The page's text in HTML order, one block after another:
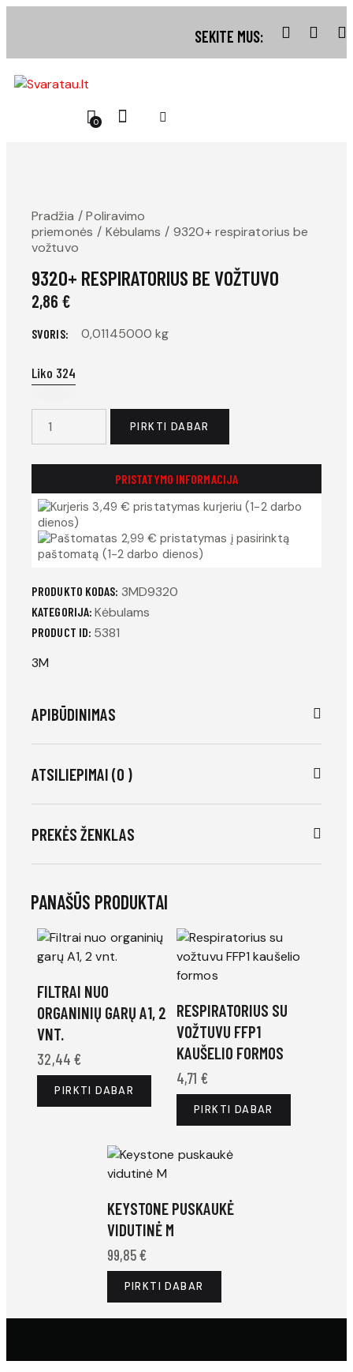
SEKITE MUS:
0
Pradžia
Poliravimo
priemonės
Kėbulams
9320+ respiratorius be
vožtuvo
9320+ RESPIRATORIUS BE VOŽTUVO
2,86 €
SVORIS 0,01145000 kg
Liko 324
be
vožtuvo
PIRKTI DABAR
PRISTATYMO INFORMACIJA
3,49 € pristatymas kurjeriu (1-2 darbo
dienos)
2,99 € pristatymas į pasirinktą
paštomatą (1-2 darbo dienos)
PRODUKTO KODAS: 3MD9320
KATEGORIJA:Kėbulams
PRODUCT ID: 5381
3M
APIBŪDINIMAS
ATSILIEPIMAI (0 )
PREKĖS ŽENKLAS
PANAŠŪS PRODUKTAI
FILTRAI NUO
ORGANINIŲ GARŲ A1, 2
VNT.
32,44 €
PIRKTI DABAR
RESPIRATORIUS SU
VOŽTUVU FFP1
KAUŠELIO FORMOS
4,71 €
PIRKTI DABAR
KEYSTONE PUSKAUKĖ
VIDUTINĖ M
99,85€
PIRKTI DABAR